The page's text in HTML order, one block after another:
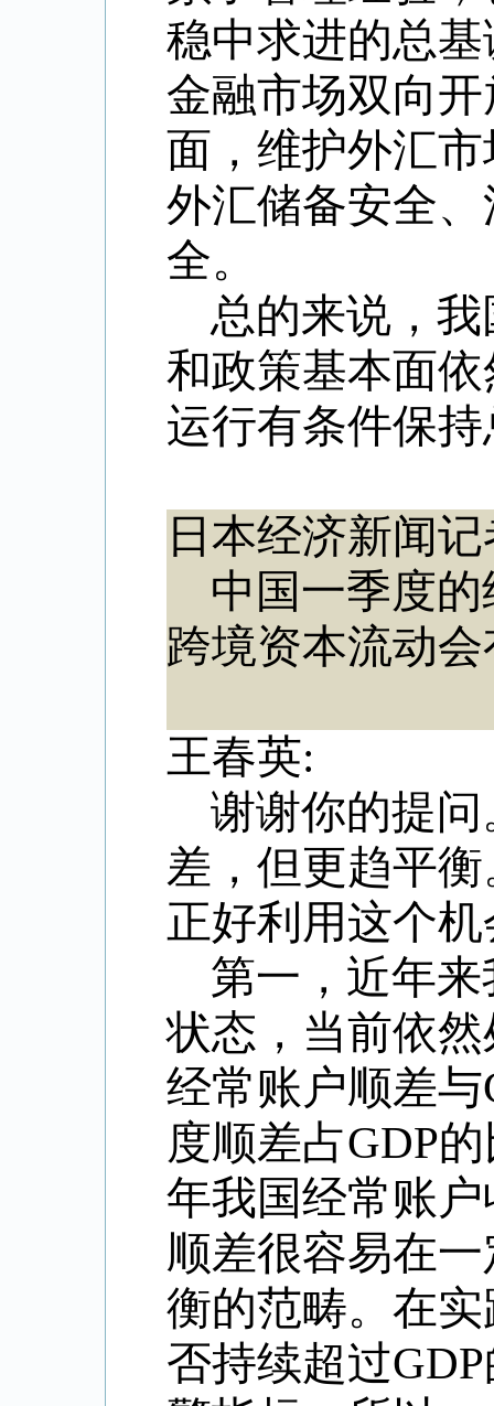
稳中求进的总
金融市场双向
面，维护外汇
外汇储备安全
全。
总的来说，
和政策基本面
运行有条件保
日本经济新闻
中国一季度
跨境资本流动
王春英:
谢谢你的提
差，但更趋平
正好利用这个
第一，近年
状态，当前依
经常账户顺差与
度顺差占GDP
年我国经常账
顺差很容易在
衡的范畴。在
否持续超过